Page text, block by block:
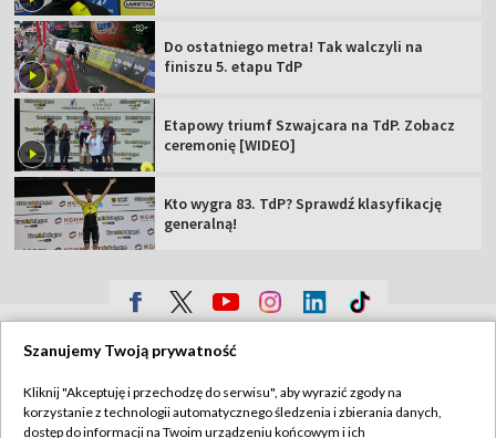
Do ostatniego metra! Tak walczyli na
finiszu 5. etapu TdP
Etapowy triumf Szwajcara na TdP. Zobacz
ceremonię [WIDEO]
Kto wygra 83. TdP? Sprawdź klasyfikację
generalną!
Sklep TVP
Polityka prywatności
Szanujemy Twoją prywatność
Kliknij "Akceptuję i przechodzę do serwisu", aby wyrazić zgody na
korzystanie z technologii automatycznego śledzenia i zbierania danych,
dostęp do informacji na Twoim urządzeniu końcowym i ich